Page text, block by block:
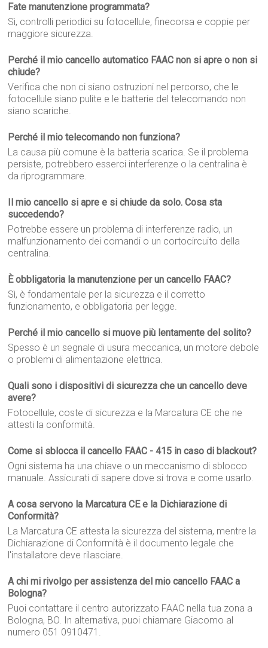
Fate manutenzione programmata?
Sì, controlli periodici su fotocellule, finecorsa e coppie per
maggiore sicurezza.
Perché il mio cancello automatico FAAC non si apre o non si
chiude?
Verifica che non ci siano ostruzioni nel percorso, che le
fotocellule siano pulite e le batterie del telecomando non
siano scariche.
Perché il mio telecomando non funziona?
La causa più comune è la batteria scarica. Se il problema
persiste, potrebbero esserci interferenze o la centralina è
da riprogrammare.
Il mio cancello si apre e si chiude da solo. Cosa sta
succedendo?
Potrebbe essere un problema di interferenze radio, un
malfunzionamento dei comandi o un cortocircuito della
centralina.
È obbligatoria la manutenzione per un cancello FAAC?
Sì, è fondamentale per la sicurezza e il corretto
funzionamento, e obbligatoria per legge.
Perché il mio cancello si muove più lentamente del solito?
Spesso è un segnale di usura meccanica, un motore debole
o problemi di alimentazione elettrica.
Quali sono i dispositivi di sicurezza che un cancello deve
avere?
Fotocellule, coste di sicurezza e la Marcatura CE che ne
attesti la conformità.
Come si sblocca il cancello FAAC - 415 in caso di blackout?
Ogni sistema ha una chiave o un meccanismo di sblocco
manuale. Assicurati di sapere dove si trova e come usarlo.
A cosa servono la Marcatura CE e la Dichiarazione di
Conformità?
La Marcatura CE attesta la sicurezza del sistema, mentre la
Dichiarazione di Conformità è il documento legale che
l'installatore deve rilasciare.
A chi mi rivolgo per assistenza del mio cancello FAAC a
Bologna?
Puoi contattare il centro autorizzato FAAC nella tua zona a
Bologna, BO. In alternativa, puoi chiamare Giacomo al
numero 051 0910471.